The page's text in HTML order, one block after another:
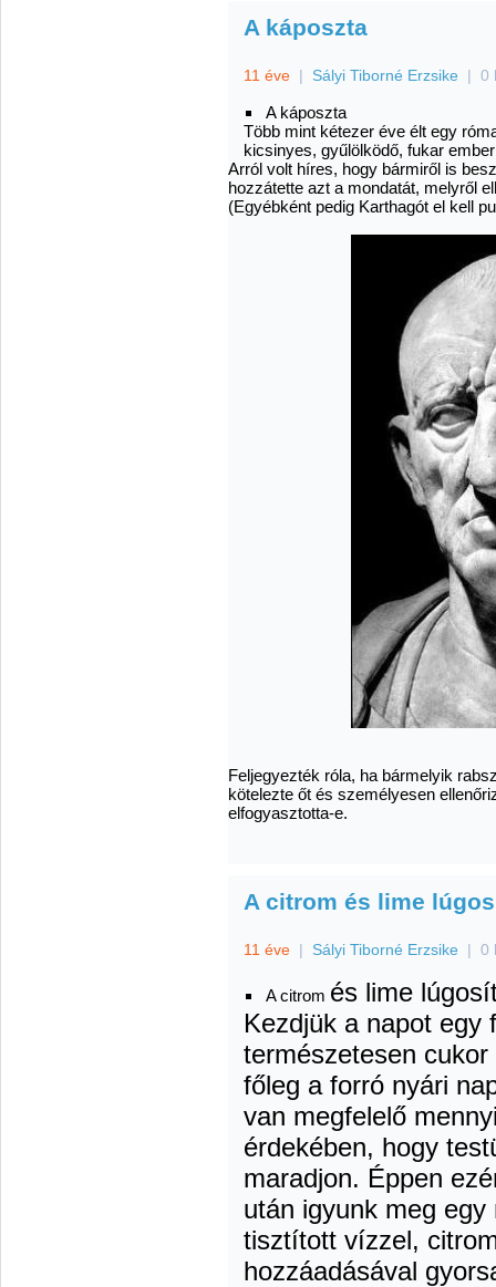
A káposzta
11 éve | Sályi Tiborné Erzsike | 0
A káposzta
Több mint kétezer éve élt egy
kicsinyes, gyűlölködő, fukar
Arról volt híres, hogy bármiről is
hozzátette azt a mondatát, melyről
(Egyébként pedig Karthagót el kell
Feljegyezték róla, ha bármelyik
kötelezte őt és személyesen
elfogyasztotta-e.
A citrom és lime
11 éve | Sályi Tiborné Erzsike | 0
A citrom és lime
Kezdjük a napot egy
természetesen
főleg a forró nyári
van megfelelő
érdekében, hogy
maradjon. Éppen
után igyunk meg
tisztított vízzel,
hozzáadásával